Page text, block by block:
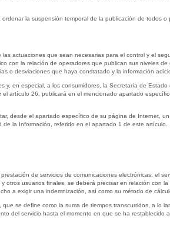
la suspensión temporal de la publicación de todos o
actuaciones que sean necesarias para el control y el
con la relación de operadores que publican sus niveles de
o desviaciones que haya constatado y la información
en especial, a los consumidores, la Secretaría de Estado
artículo 26, publicará en el mencionado apartado
desde el apartado específico de su página de Internet,
la Información, referido en el apartado 1 de este artículo.
de servicios de comunicaciones electrónicas, el
usuarios finales, se deberá precisar en relación con
a exigir una indemnización, así como su método de
se define como la suma de tiempos transcurridos, a lo
del servicio hasta el momento en que se ha restablecido